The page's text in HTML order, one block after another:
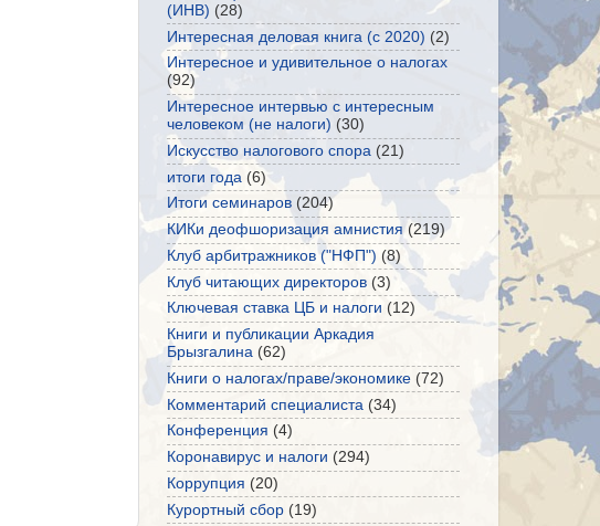
(ИНВ) (28)
Интересная деловая книга (с 2020) (2)
Интересное и удивительное о налогах
(92)
Интересное интервью с интересным
человеком (не налоги) (30)
Искусство налогового спора (21)
итоги года (6)
Итоги семинаров (204)
КИКи деофшоризация амнистия (219)
Клуб арбитражников ("НФП") (8)
Клуб читающих директоров (3)
Ключевая ставка ЦБ и налоги (12)
Книги и публикации Аркадия
Брызгалина (62)
Книги о налогах/праве/экономике (72)
Комментарий специалиста (34)
Конференция (4)
Коронавирус и налоги (294)
Коррупция (20)
Курортный сбор (19)